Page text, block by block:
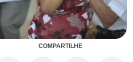
COMPARTILHE